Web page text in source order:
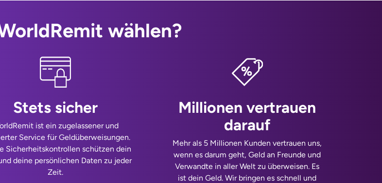
wählen?
Stets sicher
ist ein zugelassener und
Service für Geldüberweisungen.
Sicherheitskontrollen schützen dein
deine persönlichen Daten zu jeder
Zeit.
Millionen vertrauen
darauf
Mehr als 5 Millionen Kunden vertrauen uns,
wenn es darum geht, Geld an Freunde und
Verwandte in aller Welt zu überweisen. Es
ist dein Geld. Wir bringen es schnell und